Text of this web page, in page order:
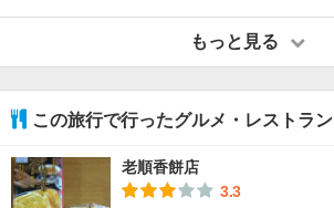
もっと見る
この旅行で行ったグルメ・レストラン
老順香餅店
3.3